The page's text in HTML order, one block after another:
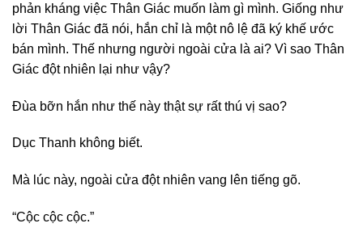
phản kháng việc Thân Giác muốn làm gì mình. Giống như
lời Thân Giác đã nói, hắn chỉ là một nô lệ đã ký khế ước
bán mình. Thế nhưng người ngoài cửa là ai? Vì sao Thân
Giác đột nhiên lại như vậy?
Đùa bỡn hắn như thế này thật sự rất thú vị sao?
Dục Thanh không biết.
Mà lúc này, ngoài cửa đột nhiên vang lên tiếng gõ.
“Cộc cộc cộc.”